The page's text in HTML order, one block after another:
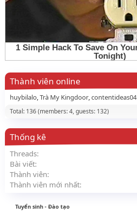
Thành viên online
huybilalo Trà My Kingdoor contentideas04
Total: 136 (members: 4, guests: 132)
Thống kê
Threads
Bài viết
Thành viên
Thành viên mới nhất
Tuyển sinh - Đào tạo